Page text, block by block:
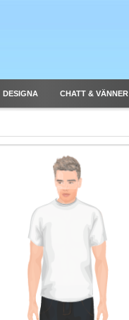
DESIGNA CHATT & VÄNNER